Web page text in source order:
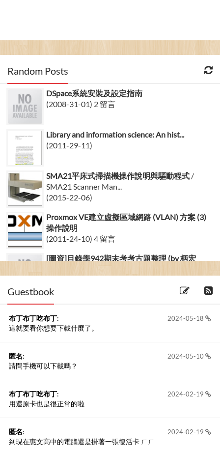
Random Posts
DSpace系統安裝及設定指南
(2008-31-01) 2 留言
Library and information science: An hist...
(2011-29-11)
SMA21平床式掃描機操作說明與驅動程式 /
SMA21 Scanner Man...
(2015-22-06)
Proxmox VE建立虛擬區域網路 (VLAN) 方案 (3)
操作說明
(2011-24-10) 4 留言
[圖資]目錄學942期末考考古題整理 (by 柄宏
Guestbook
2024-05-18
布丁布丁吃布丁:
這就要看你想要下載什麼了。
2024-05-10
匿名:
請問手機可以下載嗎？
2024-02-19
布丁布丁吃布丁:
用還原卡也是很正常的啦
2024-02-19
匿名:
到現在惠文高中的電腦還是掛著一張復活卡 ㄏㄏ